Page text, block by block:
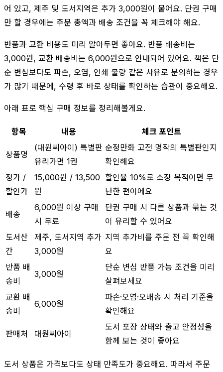
어 있고, 제주 및 도서지역은 추가 3,000원이 붙어요. 단권 구매
만 할 경우에는 주문 총액과 배송 조건을 꼭 체크해야 해요.
반품과 교환 비용도 미리 알아두면 좋아요. 반품 배송비는
3,000원, 교환 배송비는 6,000원으로 안내되어 있어요. 책은 단
순 변심보다도 파손, 오염, 인쇄 불량 같은 사유로 문의하는 경우
가 많기 때문에, 수령 후 바로 상태를 확인하는 습관이 중요해요.
아래 표로 핵심 구매 정보를 정리해볼게요.
항목 내용 체크 포인트
상품명
(대원씨아이) 특별판
유리가면 1권
순정만화 고전 명작의 특별판인지
확인해요
정가 /
할인가
15,000원 / 13,500
원
할인율 10%로 소장 목적이면 무
난한 편이에요
배송
6,000원 이상 구매
시 무료
단권 구매 시 다른 상품과 묶는 것
이 유리할 수 있어요
도서산
간
제주, 도서지역 추가
3,000원
지역 추가비를 주문 전 꼭 확인해
요
반품 배
송비
3,000원
단순 변심 반품 가능 조건을 미리
살펴보세요
교환 배
송비
6,000원
파손·오염·오배송 시 처리 기준을
확인해요
판매처 대원씨아이
도서 포장 상태와 출고 안정성을
함께 보는 것이 좋아요
도서 상품은 가격보다도 상태 만족도가 중요해요. 따라서 주문